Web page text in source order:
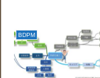
BDPM